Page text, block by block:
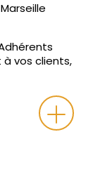
à vos clients,